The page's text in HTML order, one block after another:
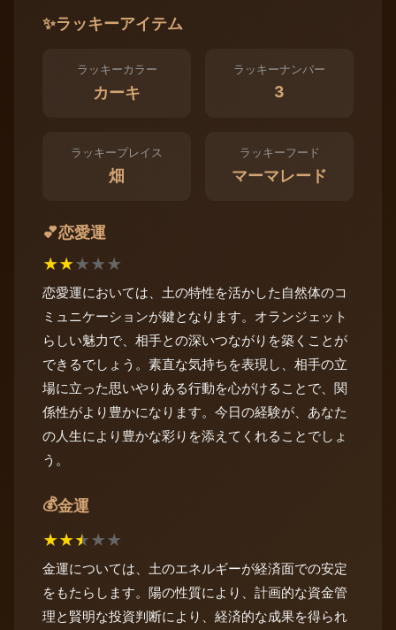
✨ラッキーアイテム
ラッキーカラー
カーキ
ラッキーナンバー
3
ラッキープレイス
畑
ラッキーフード
マーマレード
💕恋愛運
★★★★★
恋愛運においては、土の特性を活かした自然体のコ
ミュニケーションが鍵となります。オランジェット
らしい魅力で、相手との深いつながりを築くことが
できるでしょう。素直な気持ちを表現し、相手の立
場に立った思いやりある行動を心がけることで、関
係性がより豊かになります。今日の経験が、あなた
の人生により豊かな彩りを添えてくれることでしょ
う。
💰金運
★★★★★
金運については、土のエネルギーが経済面での安定
をもたらします。陽の性質により、計画的な資金管
理と賢明な投資判断により、経済的な成果を得られ